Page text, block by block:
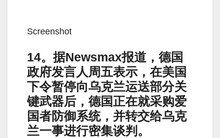
Screenshot
14。据Newsmax报道，德国
政府发言人周五表示，在美国
下令暂停向乌克兰运送部分关
键武器后，德国正在就采购爱
国者防御系统，并转交给乌克
兰一事进行密集谈判。